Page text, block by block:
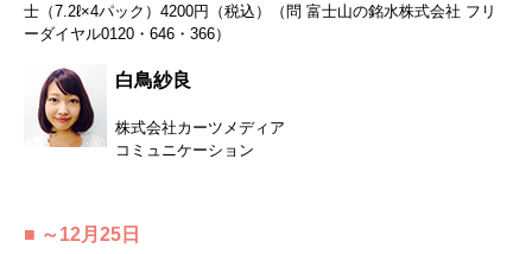
士（7.2ℓ×4パック）4200円（税込）（問 富士山の銘水株式会社 フリ
ーダイヤル0120・646・366）
白鳥紗良
株式会社カーツメディア
コミュニケーション
■ ～12月25日